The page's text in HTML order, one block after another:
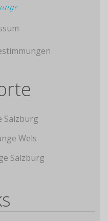
Salzburg
Wels
Salzburg